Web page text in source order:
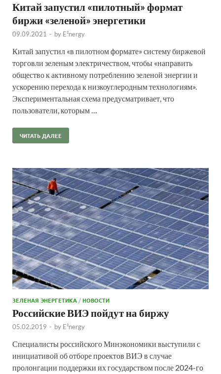
Китай запустил «пилотный» формат
биржи «зеленой» энергетики
09.09.2021 - by E²nergy
Китай запустил «в пилотном формате» систему биржевой
торговли зеленым электричеством, чтобы «направить
общество к активному потреблению зеленой энергии и
ускорению перехода к низкоуглеродным технологиям».
Экспериментальная схема предусматривает, что
пользователи, которым …
ЧИТАТЬ ДАЛЕЕ
ЗЕЛЕНАЯ ЭНЕРГЕТИКА /НОВОСТИ
Российские ВИЭ пойдут на биржу
05.02.2019 - by E²nergy
Специалисты российского Минэкономики выступили с
инициативой об отборе проектов ВИЭ в случае
пролонгации поддержки их государством после 2024-го